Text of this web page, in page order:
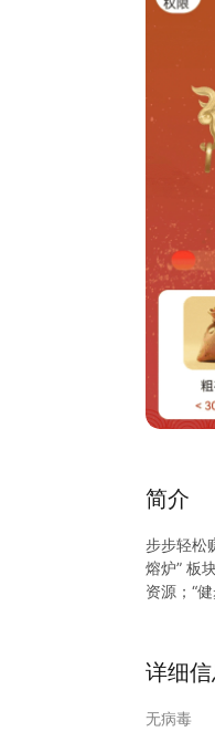
简介
步步轻松
熔炉” 板
资源；“
“百万征
提现可能
详细
无病毒